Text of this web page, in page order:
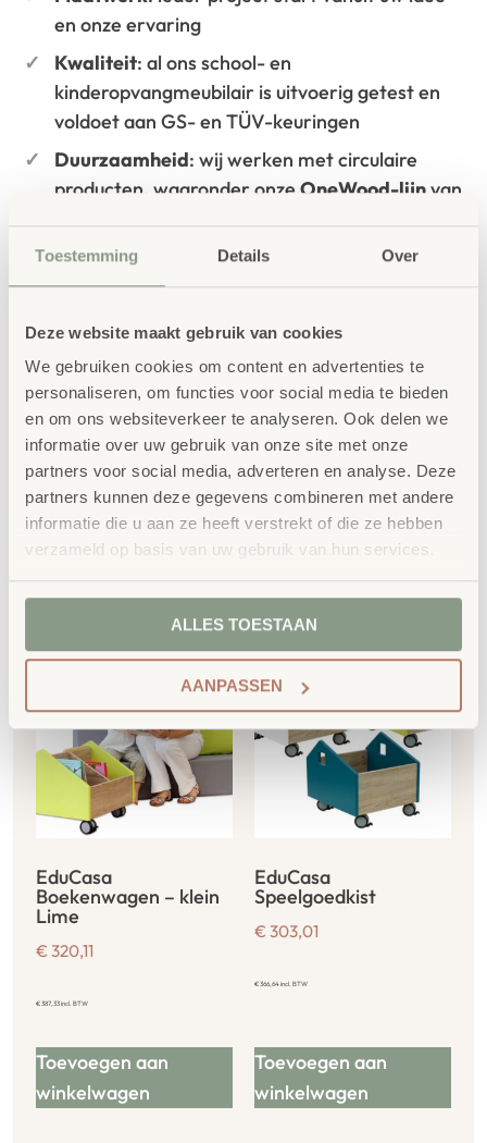
Toestemming Details Over
Deze website maakt gebruik van cookies
We gebruiken cookies om content en advertenties te
personaliseren, om functies voor social media te bieden
en om ons websiteverkeer te analyseren. Ook delen we
informatie over uw gebruik van onze site met onze
partners voor social media, adverteren en analyse. Deze
partners kunnen deze gegevens combineren met andere
informatie die u aan ze heeft verstrekt of die ze hebben
verzameld op basis van uw gebruik van hun services.
ALLES TOESTAAN
AANPASSEN
en onze ervaring
Kwaliteit: al ons school- en
kinderopvangmeubilair is uitvoerig getest en
voldoet aan GS- en TÜV-keuringen
Duurzaamheid: wij werken met circulaire
producten, waaronder onzeOneWood-lijnvan
Daarnaast zelfs voorzien van het
SKU 8520
Gerelateerde
producten
EduCasa
Boekenwagen – klein
Lime
€ 320,11
€387,33incl. BTW
Toevoegen aan
winkelwagen
EduCasa
Speelgoedkist
€ 303,01
€366,64incl. BTW
Toevoegen aan
winkelwagen